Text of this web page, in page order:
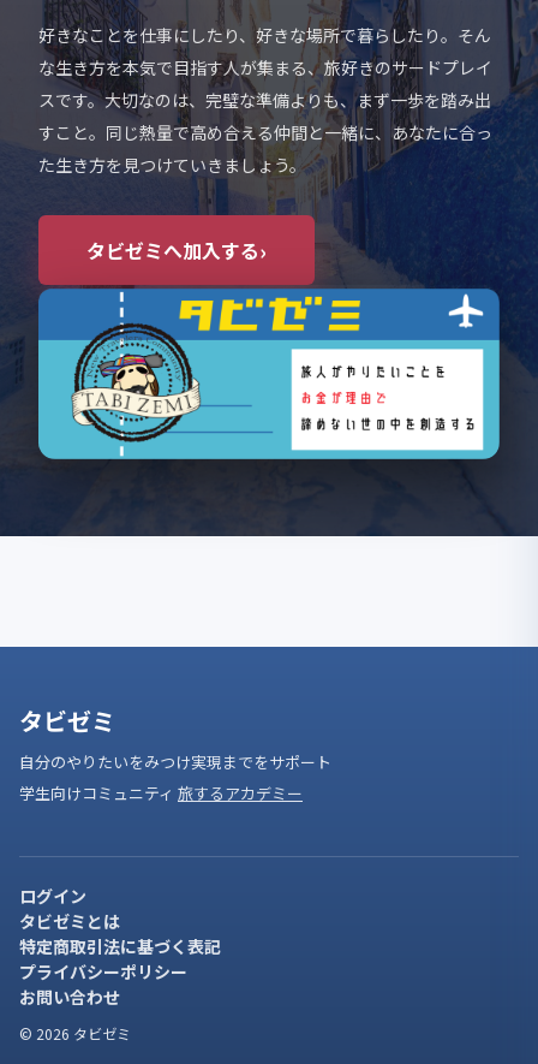
好きなことを仕事にしたり、好きな場所で暮らしたり。そん
な生き方を本気で目指す人が集まる、旅好きのサードプレイ
スです。大切なのは、完璧な準備よりも、まず一歩を踏み出
すこと。同じ熱量で高め合える仲間と一緒に、あなたに合っ
た生き方を見つけていきましょう。
タビゼミへ加入する›
タビゼミ
自分のやりたいをみつけ実現までをサポート
学生向けコミュニティ 旅するアカデミー
ログイン
タビゼミとは
特定商取引法に基づく表記
プライバシーポリシー
お問い合わせ
© 2026 タビゼミ